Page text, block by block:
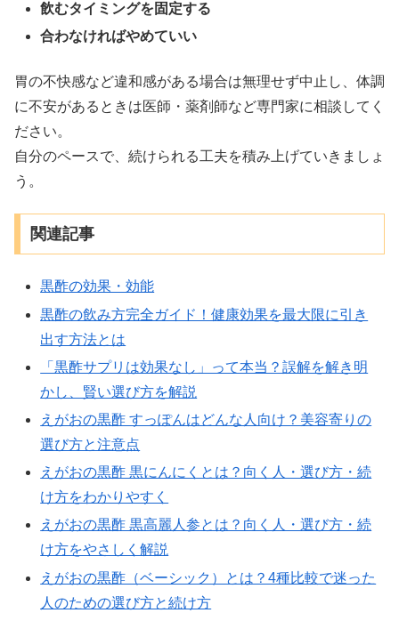
飲むタイミングを固定する
合わなければやめていい
胃の不快感など違和感がある場合は無理せず中止し、体調
に不安があるときは医師・薬剤師など専門家に相談してく
ださい。
自分のペースで、続けられる工夫を積み上げていきましょ
う。
関連記事
黒酢の効果・効能
黒酢の飲み方完全ガイド！健康効果を最大限に引き
出す方法とは
「黒酢サプリは効果なし」って本当？誤解を解き明
かし、賢い選び方を解説
えがおの黒酢 すっぽんはどんな人向け？美容寄りの
選び方と注意点
えがおの黒酢 黒にんにくとは？向く人・選び方・続
け方をわかりやすく
えがおの黒酢 黒高麗人参とは？向く人・選び方・続
け方をやさしく解説
えがおの黒酢（ベーシック）とは？4種比較で迷った
人のための選び方と続け方